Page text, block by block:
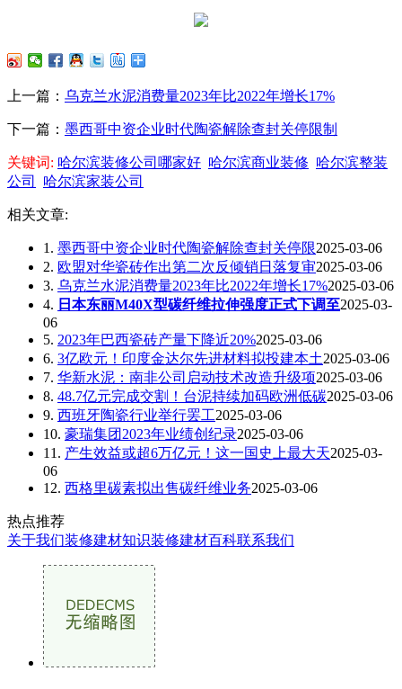
上一篇： 乌克兰水泥消费量2023年比2022年增长17%
下一篇： 墨西哥中资企业时代陶瓷解除查封关停限制
关键词: 哈尔滨装修公司哪家好 哈尔滨商业装修 哈尔滨整装
公司
哈尔滨家装公司
相关文章:
1. 墨西哥中资企业时代陶瓷解除查封关停限2025-03-06
2. 欧盟对华瓷砖作出第二次反倾销日落复审2025-03-06
3. 乌克兰水泥消费量2023年比2022年增长17%2025-03-06
4. 日本东丽M40X型碳纤维拉伸强度正式下调至2025-03-
06
5. 2023年巴西瓷砖产量下降近20%2025-03-06
6. 3亿欧元！印度金达尔先进材料拟投建本土2025-03-06
7. 华新水泥：南非公司启动技术改造升级项2025-03-06
8. 48.7亿元完成交割！台泥持续加码欧洲低碳2025-03-06
9. 西班牙陶瓷行业举行罢工2025-03-06
10. 豪瑞集团2023年业绩创纪录2025-03-06
11. 产生效益或超6万亿元！这一国史上最大天2025-03-
06
12. 西格里碳素拟出售碳纤维业务2025-03-06
热点推荐
关于我们装修建材知识装修建材百科联系我们